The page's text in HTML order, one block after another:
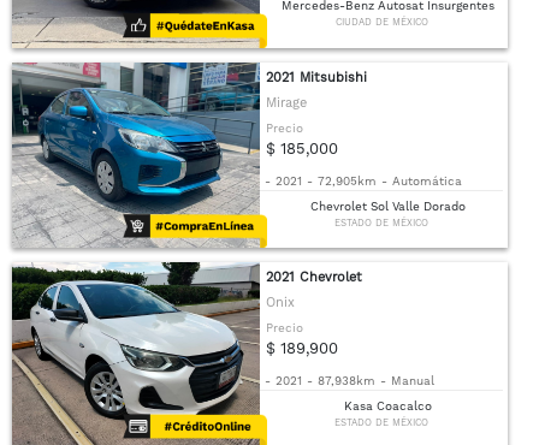
Mercedes-Benz Autosat Insurgentes
CIUDAD DE MÉXICO
2021 Mitsubishi
Mirage
Precio
$ 185,000
- 2021 - 72,905km - Automática
Chevrolet Sol Valle Dorado
ESTADO DE MÉXICO
2021 Chevrolet
Onix
Precio
$ 189,900
- 2021 - 87,938km - Manual
Kasa Coacalco
ESTADO DE MÉXICO